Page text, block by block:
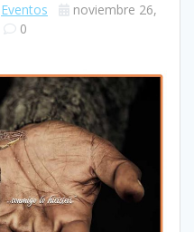
Eventos
noviembre 26,
0